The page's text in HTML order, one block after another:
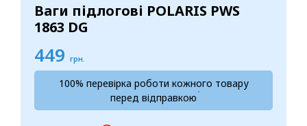
Ваги підлогові POLARIS PWS
1863 DG
449 грн.
100% перевірка роботи кожного товару
перед відправкою